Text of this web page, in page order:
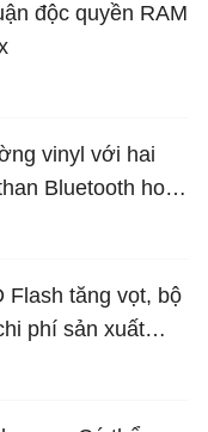
độc quyền RAM
vinyl với hai
Bluetooth hoàn
Flash tăng vọt, bộ
phí sản xuất